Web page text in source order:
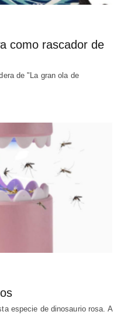
como rascador de
de "La gran ola de
especie de dinosaurio rosa. A